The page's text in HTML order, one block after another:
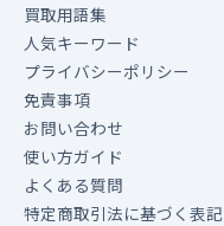
買取用語集
人気キーワード
プライバシーポリシー
免責事項
お問い合わせ
使い方ガイド
よくある質問
特定商取引法に基づく表記